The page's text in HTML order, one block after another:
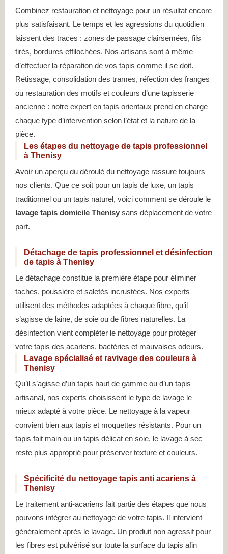
Combinez restauration et nettoyage pour un résultat encore
plus satisfaisant. Le temps et les agressions du quotidien
laissent des traces : zones de passage clairsemées, fils
tirés, bordures effilochées. Nos artisans sont à même
d’effectuer la réparation de vos tapis comme il se doit.
Retissage, consolidation des trames, réfection des franges
ou restauration des motifs et couleurs d’une tapisserie
ancienne : notre expert en tapis orientaux prend en charge
chaque type d’intervention selon l’état et la nature de la
pièce.
Les étapes du nettoyage de tapis professionnel
à Thenisy
Avoir un aperçu du déroulé du nettoyage rassure toujours
nos clients. Que ce soit pour un tapis de luxe, un tapis
traditionnel ou un tapis naturel, voici comment se déroule le
lavage tapis domicile Thenisy sans déplacement de votre
part.
Détachage de tapis professionnel et désinfection
de tapis à Thenisy
Le détachage constitue la première étape pour éliminer
taches, poussière et saletés incrustées. Nos experts
utilisent des méthodes adaptées à chaque fibre, qu’il
s’agisse de laine, de soie ou de fibres naturelles. La
désinfection vient compléter le nettoyage pour protéger
votre tapis des acariens, bactéries et mauvaises odeurs.
Lavage spécialisé et ravivage des couleurs à
Thenisy
Qu’il s’agisse d’un tapis haut de gamme ou d’un tapis
artisanal, nos experts choisissent le type de lavage le
mieux adapté à votre pièce. Le nettoyage à la vapeur
convient bien aux tapis et moquettes résistants. Pour un
tapis fait main ou un tapis délicat en soie, le lavage à sec
reste plus approprié pour préserver texture et couleurs.
Spécificité du nettoyage tapis anti acariens à
Thenisy
Le traitement anti-acariens fait partie des étapes que nous
pouvons intégrer au nettoyage de votre tapis. Il intervient
généralement après le lavage. Un produit non agressif pour
les fibres est pulvérisé sur toute la surface du tapis afin